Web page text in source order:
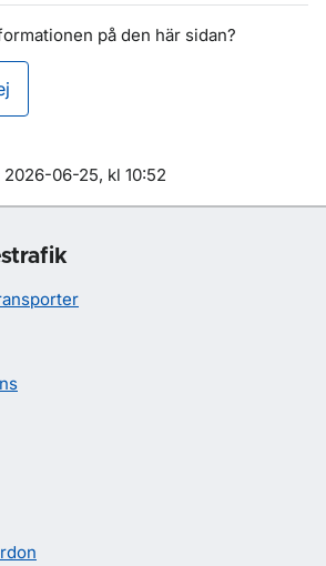
på den här sidan?
06-25, kl 10:52